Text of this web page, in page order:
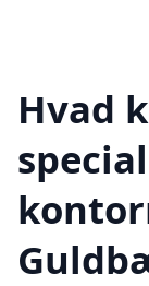
Hvad